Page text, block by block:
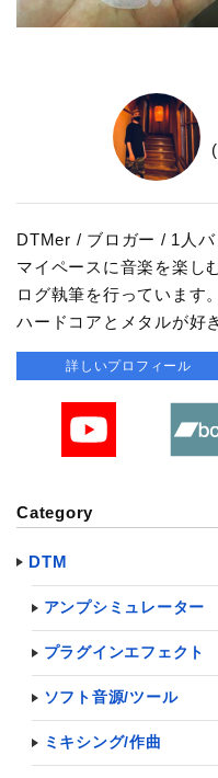
(
DTMer / ブロガー / 1人バ
マイペースに音楽を楽し
ログ執筆を行っています。
ハードコアとメタルが好
詳しいプロフィール
Category
DTM
アンプシミュレーター
プラグインエフェクト
ソフト音源/ツール
ミキシング/作曲